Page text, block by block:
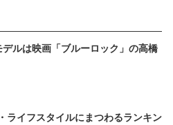
ルは映画「ブルーロック」の高橋
ライフスタイルにまつわるランキン